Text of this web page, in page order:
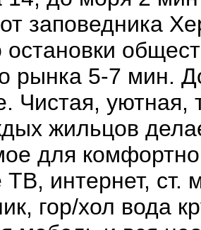
заповедника
остановки
рынка 5-7 мин.
Чистая, уютная,
жильцов
для
ТВ, интернет,
гор/хол вода